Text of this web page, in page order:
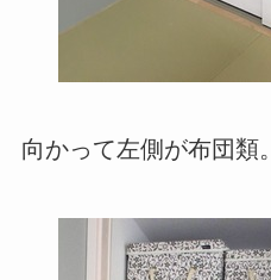
向かって左側が布団類。